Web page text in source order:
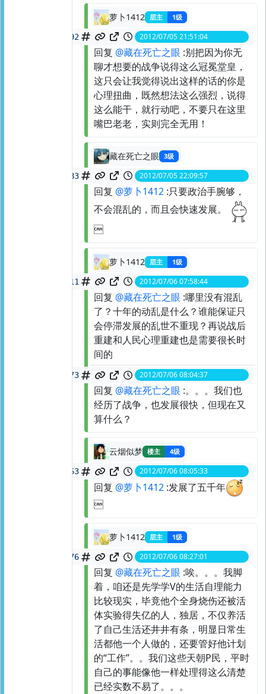
萝卜1412 层主 1级
21552226292 2012/07/05 21:51:04
回复 @藏在死亡之眼 :别把因为你无
聊才想要的战争说得这么冠冕堂皇，
这只会让我觉得说出这样的话的你是
心理扭曲，既然想法这么强烈，说得
这么能干，就行动吧，不要只在这里
嘴巴老老，实则完全无用！
藏在死亡之眼 3级
21552954483 2012/07/05 22:09:57
回复 @萝卜1412 :只要政治手腕够，
不会混乱的，而且会快速发展。

萝卜1412 层主 1级
21563758711 2012/07/06 07:58:44
回复 @藏在死亡之眼 :哪里没有混乱
了？十年的动乱是什么？谁能保证只
会停滞发展的乱世不重现？再说战后
重建和人民心理重建也是需要很长时
间的
21563874173 2012/07/06 08:04:37
回复 @藏在死亡之眼 :。。。我们也
经历了战争，也发展很快，但现在又
算什么？
云烟似梦 楼主 4级
21563892463 2012/07/06 08:05:33
回复 @萝卜1412 :发展了五千年

萝卜1412 层主 1级
21564355976 2012/07/06 08:27:01
回复 @藏在死亡之眼 :唉。。。我脚
着，咱还是先学学V的生活自理能力
比较现实，毕竟他个全身烧伤还被活
体实验得失亿的人，独居，不仅养活
了自己生活还井井有条，明显日常生
活都他一个人做的，还要管好他计划
的“工作”。。我们这些天朝P民，平时
自己的事能像他一样处理得这么清楚
已经实数不易了。。。